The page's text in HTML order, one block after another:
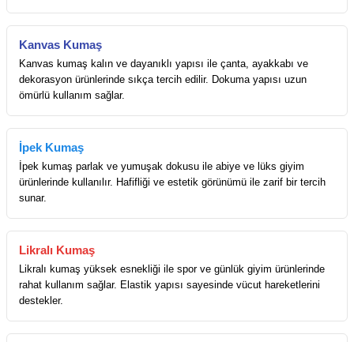
Kanvas Kumaş
Kanvas kumaş kalın ve dayanıklı yapısı ile çanta, ayakkabı ve
dekorasyon ürünlerinde sıkça tercih edilir. Dokuma yapısı uzun
ömürlü kullanım sağlar.
İpek Kumaş
İpek kumaş parlak ve yumuşak dokusu ile abiye ve lüks giyim
ürünlerinde kullanılır. Hafifliği ve estetik görünümü ile zarif bir tercih
sunar.
Likralı Kumaş
Likralı kumaş yüksek esnekliği ile spor ve günlük giyim ürünlerinde
rahat kullanım sağlar. Elastik yapısı sayesinde vücut hareketlerini
destekler.